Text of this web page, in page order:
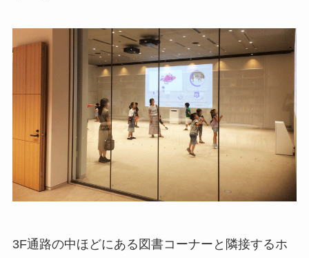
3F通路の中ほどにある図書コーナーと隣接するホ